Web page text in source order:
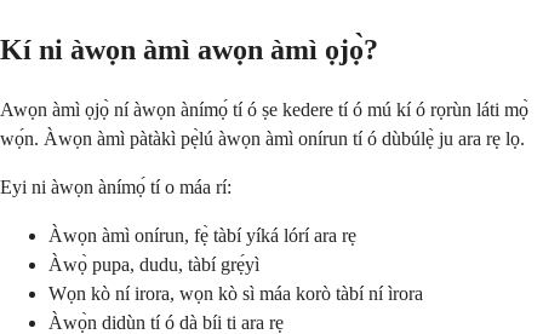
Kí ni àwọn àmì awọn àmì ọjọ̀?
Awọn àmì ọjọ̀ ní àwọn ànímọ́ tí ó ṣe kedere tí ó mú kí ó rọrùn láti mọ̀
wọ́n. Àwọn àmì pàtàkì pẹ̀lú àwọn àmì onírun tí ó dùbúlẹ̀ ju ara rẹ lọ.
Eyi ni àwọn ànímọ́ tí o máa rí:
Àwọn àmì onírun, fẹ̀ tàbí yíká lórí ara rẹ
Àwọ̀ pupa, dudu, tàbí grẹ́yì
Wọn kò ní irora, wọn kò sì máa korò tàbí ní ìrora
Àwọ̀n didùn tí ó dà bíi ti ara rẹ